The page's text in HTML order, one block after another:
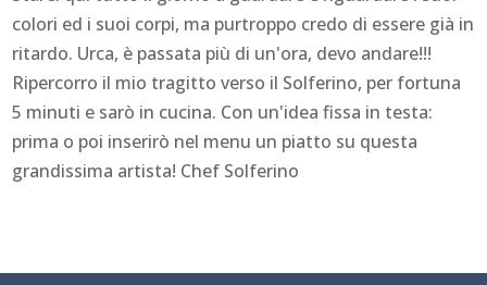
colori ed i suoi corpi, ma purtroppo credo di essere già in
ritardo. Urca, è passata più di un'ora, devo andare!!!
Ripercorro il mio tragitto verso il Solferino, per fortuna
5 minuti e sarò in cucina. Con un'idea fissa in testa:
prima o poi inserirò nel menu un piatto su questa
grandissima artista! Chef Solferino